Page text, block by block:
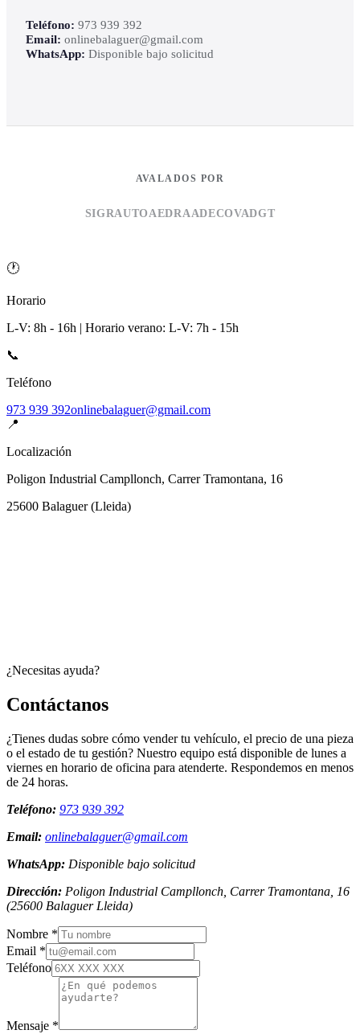
Teléfono: 973 939 392
Email: onlinebalaguer@gmail.com
WhatsApp: Disponible bajo solicitud
AVALADOS POR
SIGRAUTOAEDRAADECOVADGT
🕐
Horario
L-V: 8h - 16h | Horario verano: L-V: 7h - 15h
📞
Teléfono
973 939 392onlinebalaguer@gmail.com
📍
Localización
Poligon Industrial Campllonch, Carrer Tramontana, 16
25600 Balaguer(Lleida)
¿Necesitas ayuda?
Contáctanos
¿Tienes dudas sobre cómo vender tu vehículo, el precio de una pieza
o el estado de tu gestión? Nuestro equipo está disponible de lunes a
viernes en horario de oficina para atenderte. Respondemos en menos
de 24 horas.
Teléfono: 973 939 392
Email: onlinebalaguer@gmail.com
WhatsApp: Disponible bajo solicitud
Dirección: Poligon Industrial Campllonch, Carrer Tramontana, 16
(25600 Balaguer Lleida)
Nombre *
Email *
Teléfono
Mensaje *